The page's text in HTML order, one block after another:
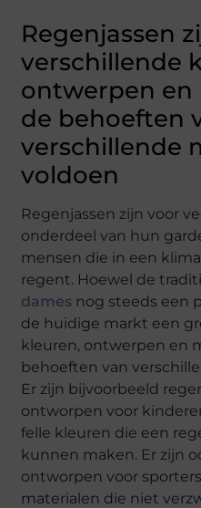
Regenjassen
verschillende
ontwerpen en
de behoeften
verschillende
voldoen
Regenjassen zijn voor
onderdeel van hun
mensen die in een
regent. Hoewel de
dames nog steeds een
de huidige markt een
kleuren, ontwerpen en
behoeften van
Er zijn bijvoorbeeld
ontworpen voor
felle kleuren die een
kunnen maken. Er zijn
ontworpen voor
materialen die niet